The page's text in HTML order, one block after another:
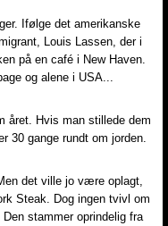
Ifølge det amerikanske
Louis Lassen, der i
på en café i New Haven.
og alene i USA...
året. Hvis man stillede dem
30 gange rundt om jorden.
det ville jo være oplagt,
Steak. Dog ingen tvivl om
stammer oprindelig fra